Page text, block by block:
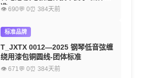
准
👁 690💬 0⏰ 384天前
标准品牌
T_JXTX 0012—2025 钢琴低音弦缠
绕用漆包铜圆线-团体标准
👁 671💬 0⏰ 384天前